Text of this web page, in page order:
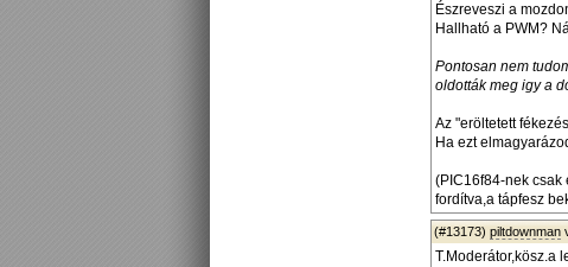
Észreveszi a
Hallható a PWM?
Pontosan nem
oldották meg igy a
Az "eröltetett
Ha ezt
(PIC16f84-nek csak
fordítva,a tápfesz
(#13173) piltdownman
T.Moderátor,kösz.a